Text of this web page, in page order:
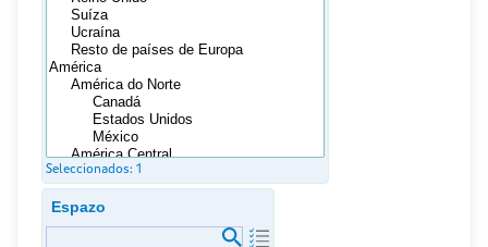
Seleccionados: 1
Espazo